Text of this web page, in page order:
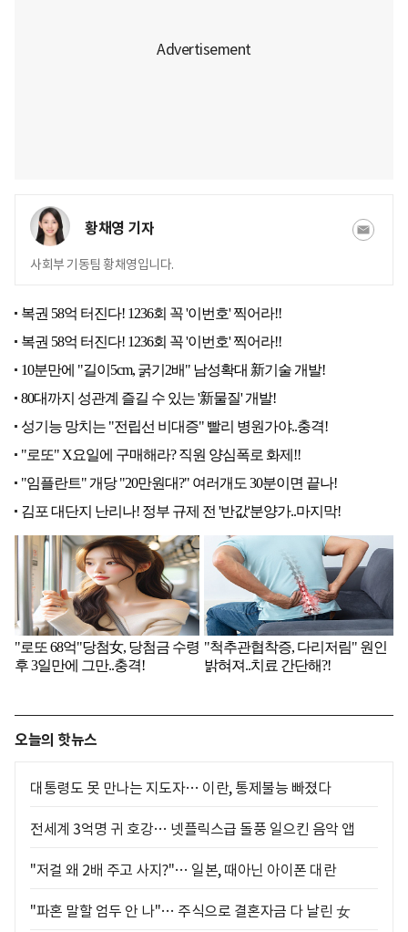
황채영 기자
사회부 기동팀 황채영입니다.
오늘의 핫뉴스
대통령도 못 만나는 지도자… 이란, 통제불능 빠졌다
전세계 3억명 귀 호강… 넷플릭스급 돌풍 일으킨 음악 앱
"저걸 왜 2배 주고 사지?"… 일본, 때아닌 아이폰 대란
"파혼 말할 엄두 안 나"… 주식으로 결혼자금 다 날린 女